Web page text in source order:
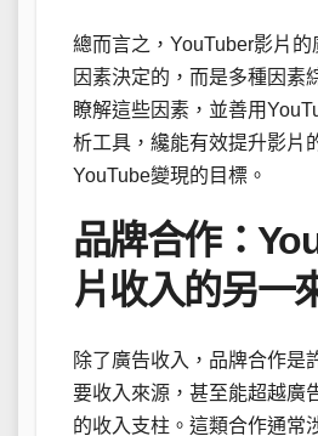
總而言之，YouTuber影片
因素決定的，而是多種因素
瞭解這些因素，並善用
析工具，纔能有效提升影片
YouTube變現的目標。
品牌合作：
片收入的另一
除了廣告收入，品牌合作是
要收入來源，甚至能超越廣
的收入支柱。這類合作通常